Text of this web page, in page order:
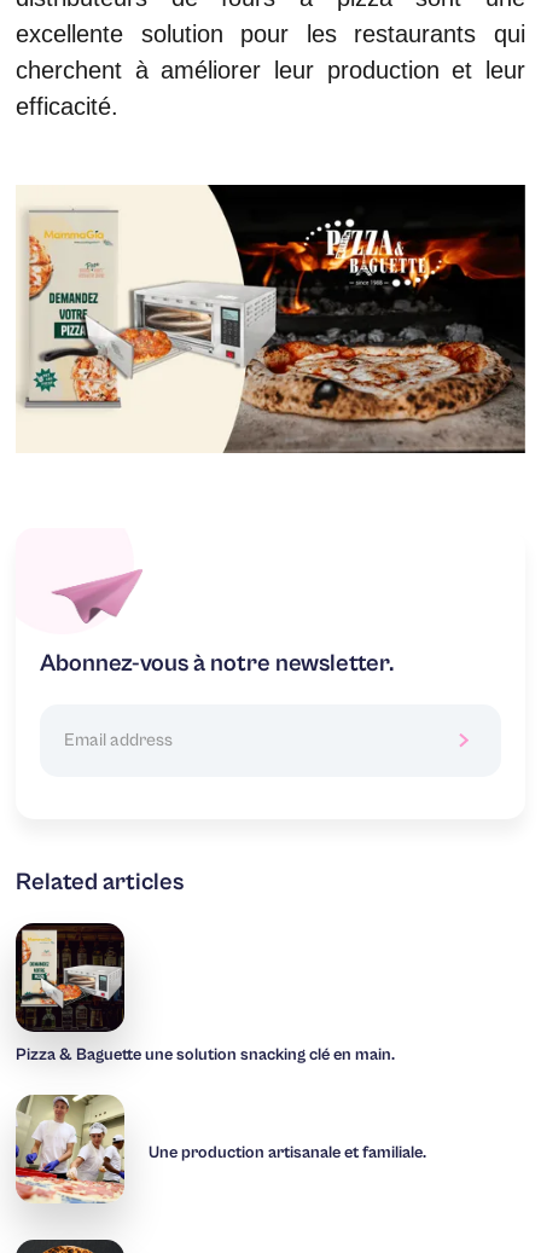
excellente solution pour les restaurants qui
cherchent à améliorer leur production et leur
efficacité.
Abonnez-vous à notre newsletter.
Related articles
Pizza & Baguette une solution snacking clé en main.
Une production artisanale et familiale.